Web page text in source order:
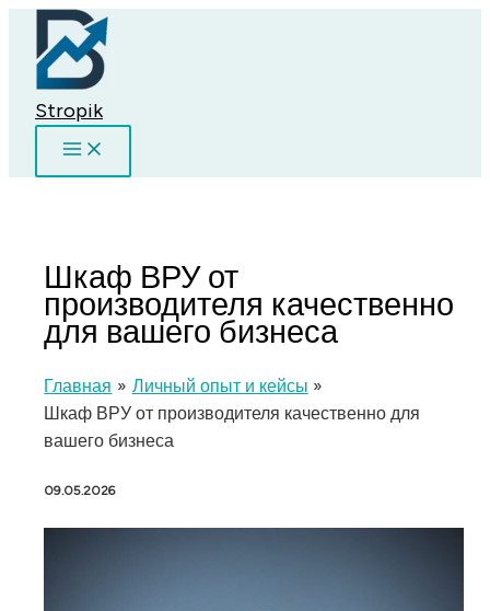
Перейти
содержимому
Stropik
Шкаф ВРУ от
производителя качественно
для вашего бизнеса
Главная
Личный опыт и кейсы
Шкаф ВРУ от производителя качественно для
вашего бизнеса
09.05.2026